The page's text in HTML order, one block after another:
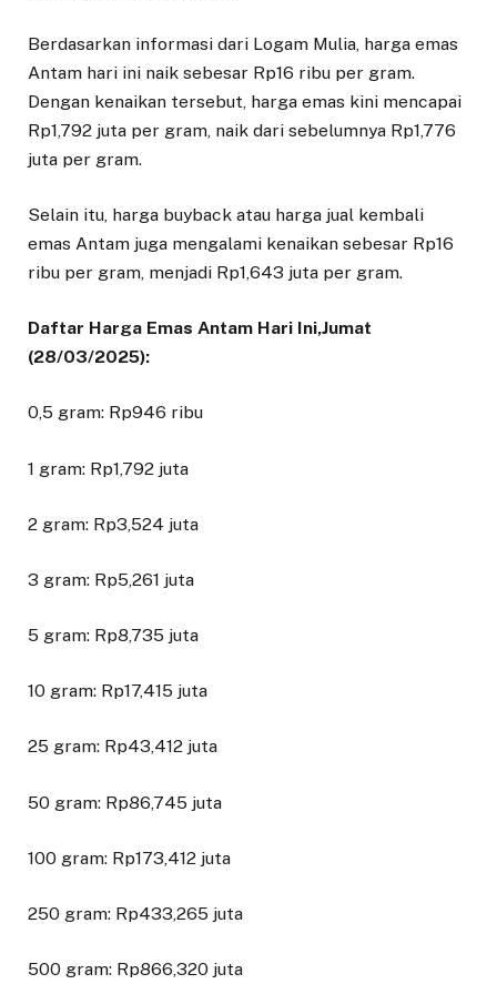
Berdasarkan informasi dari Logam Mulia, harga emas
Antam hari ini naik sebesar Rp16 ribu per gram.
Dengan kenaikan tersebut, harga emas kini mencapai
Rp1,792 juta per gram, naik dari sebelumnya Rp1,776
juta per gram.
Selain itu, harga buyback atau harga jual kembali
emas Antam juga mengalami kenaikan sebesar Rp16
ribu per gram, menjadi Rp1,643 juta per gram.
Daftar Harga Emas Antam Hari Ini,Jumat
(28/03/2025):
0,5 gram: Rp946 ribu
1 gram: Rp1,792 juta
2 gram: Rp3,524 juta
3 gram: Rp5,261 juta
5 gram: Rp8,735 juta
10 gram: Rp17,415 juta
25 gram: Rp43,412 juta
50 gram: Rp86,745 juta
100 gram: Rp173,412 juta
250 gram: Rp433,265 juta
500 gram: Rp866,320 juta